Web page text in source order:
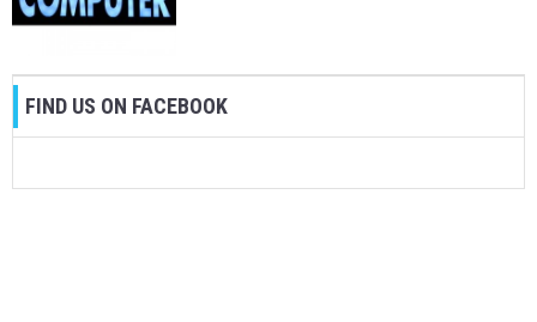
FIND US ON FACEBOOK